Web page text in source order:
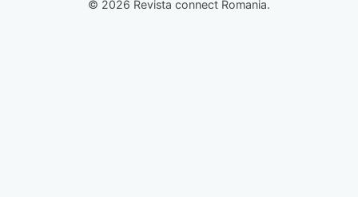
© 2026 Revista connect Romania.